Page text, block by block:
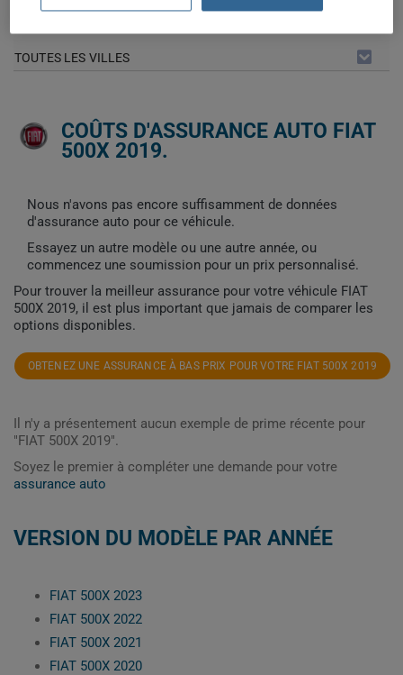
TOUTES LES VILLES
COÛTS D'ASSURANCE AUTO FIAT
500X 2019.
Nous n'avons pas encore suffisamment de données
d'assurance auto pour ce véhicule.
Essayez un autre modèle ou une autre année, ou
commencez une soumission pour un prix personnalisé.
Pour trouver la meilleur assurance pour votre véhicule FIAT
500X 2019, il est plus important que jamais de comparer les
options disponibles.
OBTENEZ UNE ASSURANCE À BAS PRIX POUR VOTRE FIAT 500X 2019
Il n'y a présentement aucun exemple de prime récente pour
"FIAT 500X 2019".
Soyez le premier à compléter une demande pour votre
assurance auto
VERSION DU MODÈLE PAR ANNÉE
FIAT 500X 2023
FIAT 500X 2022
FIAT 500X 2021
FIAT 500X 2020